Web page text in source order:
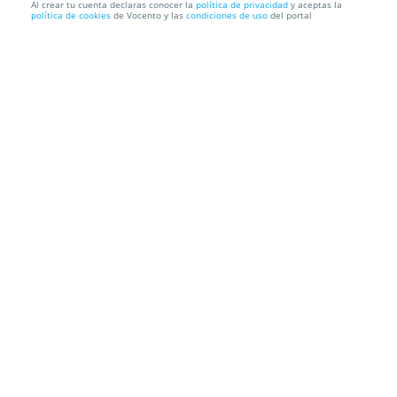
Cena a la carta en vegetariano Maná
Al crear tu cuenta declaras conocer la política de privacidad y aceptas la
política de cookies de Vocento y las condiciones de uso del portal